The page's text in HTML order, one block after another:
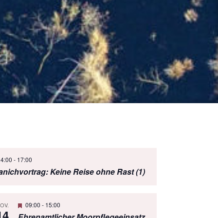
- 17:00
Keine Reise ohne Rast (1)
Hervorgehoben
09:00 - 15:00